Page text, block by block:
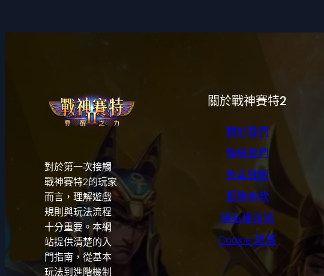
對於第一次接觸
戰神賽特2的玩家
而言，理解遊戲
規則與玩法流程
十分重要。本網
站提供清楚的入
門指南，從基本
玩法到進階機制
關於戰神賽特2
關於我們
聯絡我們
免責聲明
服務條款
隱私權政策
Cookie 政策